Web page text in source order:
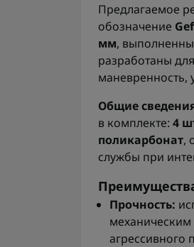
Предлагаемое
обозначение
мм,
разработаны
маневренность,
Общие
в комплекте: 4
поликарбонат,
службы при
Прочность:
агрессивного